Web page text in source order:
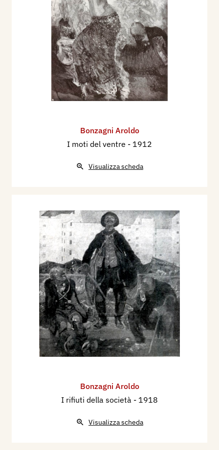
Bonzagni Aroldo
I moti del ventre - 1912
Visualizza scheda
Bonzagni Aroldo
I rifiuti della società - 1918
Visualizza scheda